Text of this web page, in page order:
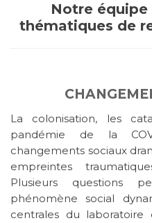
Notre équipe
thématiques de
La colonisation, les
pandémie de la
changements sociaux
empreintes
Plusieurs questions
phénomène social
centrales du